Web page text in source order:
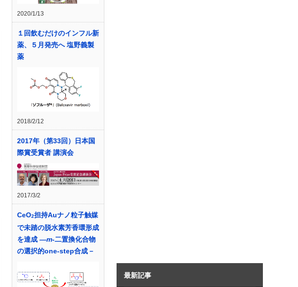
2020/1/13
１回飲むだけのインフル新
薬、５月発売へ 塩野義製
薬
2018/2/12
2017年（第33回）日本国
際賞受賞者 講演会
2017/3/2
CeO2担持Auナノ粒子触媒
で未踏の脱水素芳香環形成
を達成 ―m-二置換化合物
の選択的one-step合成－
最新記事